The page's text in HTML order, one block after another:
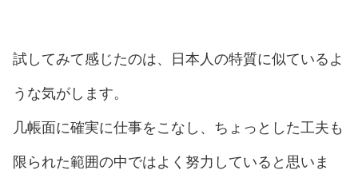
試してみて感じたのは、日本人の特質に似ているよ
うな気がします。
几帳面に確実に仕事をこなし、ちょっとした工夫も
限られた範囲の中ではよく努力していると思いま